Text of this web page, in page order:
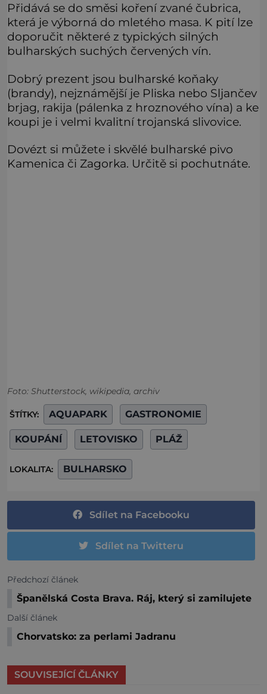
Přidává se do směsi koření zvané čubrica,
která je výborná do mletého masa. K pití lze
doporučit některé z typických silných
bulharských suchých červených vín.
Dobrý prezent jsou bulharské koňaky
(brandy), nejznámější je Pliska nebo Sljančev
brjag, rakija (pálenka z hroznového vína) a ke
koupi je i velmi kvalitní trojanská slivovice.
Dovézt si můžete i skvělé bulharské pivo
Kamenica či Zagorka. Určitě si pochutnáte.
Foto: Shutterstock, wikipedia, archiv
ŠTÍTKY: AQUAPARK GASTRONOMIE
KOUPÁNÍ LETOVISKO PLÁŽ
LOKALITA: BULHARSKO
Sdílet na Facebooku
Sdílet na Twitteru
Předchozí článek
Španělská Costa Brava. Ráj, který si zamilujete
Další článek
Chorvatsko: za perlami Jadranu
SOUVISEJÍCÍ ČLÁNKY